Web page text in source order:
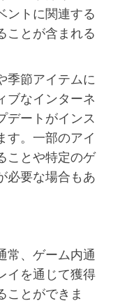
ントに関連する
ことが含まれる
季節アイテムに
ブなインターネ
デートがインス
す。一部のアイ
ことや特定のゲ
必要な場合もあ
常、ゲーム内通
イを通じて獲得
ことができま